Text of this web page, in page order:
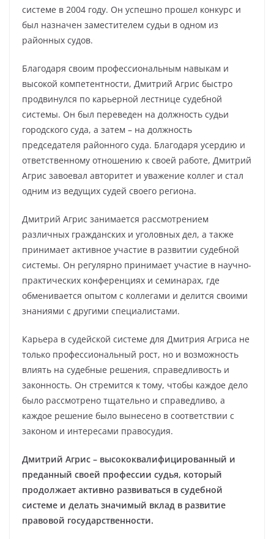
системе в 2004 году. Он успешно прошел конкурс и
был назначен заместителем судьи в одном из
районных судов.
Благодаря своим профессиональным навыкам и
высокой компетентности, Дмитрий Агрис быстро
продвинулся по карьерной лестнице судебной
системы. Он был переведен на должность судьи
городского суда, а затем – на должность
председателя районного суда. Благодаря усердию и
ответственному отношению к своей работе, Дмитрий
Агрис завоевал авторитет и уважение коллег и стал
одним из ведущих судей своего региона.
Дмитрий Агрис занимается рассмотрением
различных гражданских и уголовных дел, а также
принимает активное участие в развитии судебной
системы. Он регулярно принимает участие в научно-
практических конференциях и семинарах, где
обменивается опытом с коллегами и делится своими
знаниями с другими специалистами.
Карьера в судейской системе для Дмитрия Агриса не
только профессиональный рост, но и возможность
влиять на судебные решения, справедливость и
законность. Он стремится к тому, чтобы каждое дело
было рассмотрено тщательно и справедливо, а
каждое решение было вынесено в соответствии с
законом и интересами правосудия.
Дмитрий Агрис – высококвалифицированный и
преданный своей профессии судья, который
продолжает активно развиваться в судебной
системе и делать значимый вклад в развитие
правовой государственности.